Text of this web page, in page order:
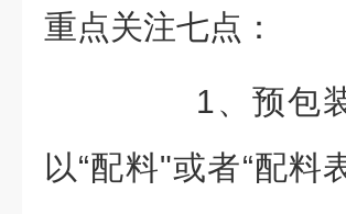
重点关注七点：
1、预包装
以“配料"或者“配